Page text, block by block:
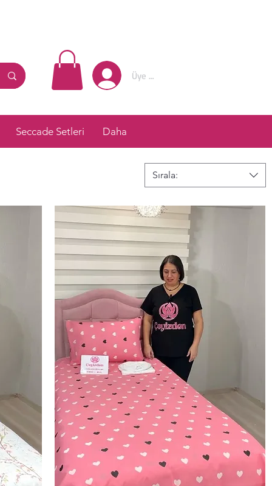
Üye Girişi
Seccade Setleri Daha
Sırala: